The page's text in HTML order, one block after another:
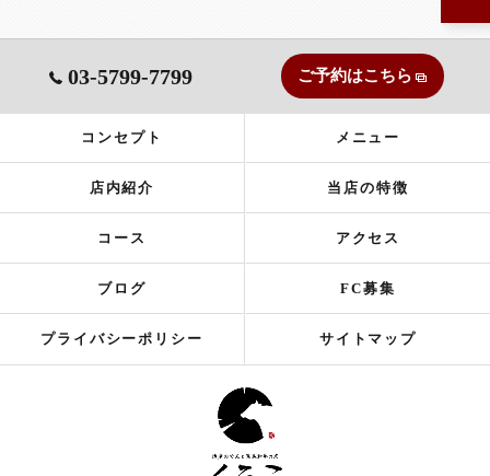
03-5799-7799 ご予約はこちら
コンセプト メニュー
店内紹介 当店の特徴
コース アクセス
ブログ FC募集
プライバシーポリシー サイトマップ